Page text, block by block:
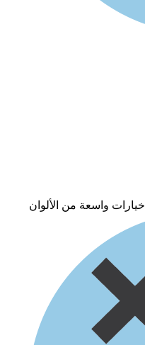
خيارات واسعة من الألوان